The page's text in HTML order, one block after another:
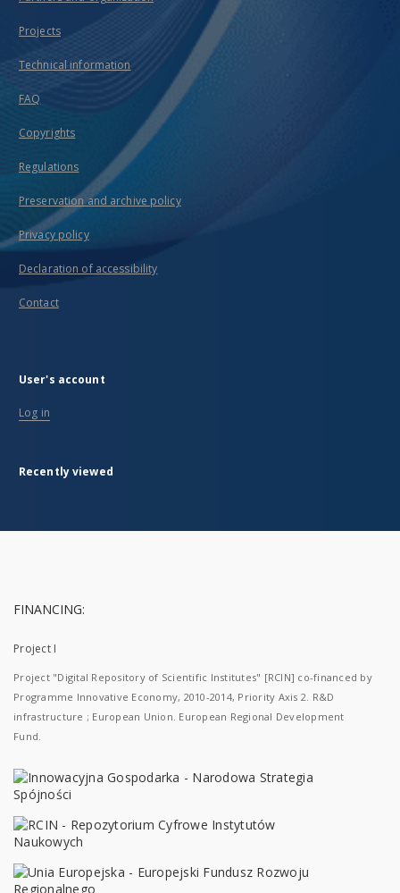
Projects
Technical information
FAQ
Copyrights
Regulations
Preservation and archive policy
Privacy policy
Declaration of accessibility
Contact
User's account
Log in
Recently viewed
FINANCING:
Project I
Project "Digital Repository of Scientific Institutes" [RCIN] co-financed by
Programme Innovative Economy, 2010-2014, Priority Axis 2. R&D
infrastructure ; European Union. European Regional Development
Fund.